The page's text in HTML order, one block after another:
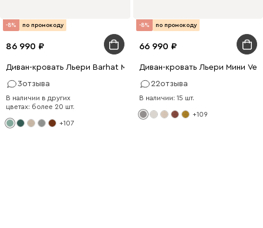
-8% по промокоду
86 990
Диван-кровать Льери Barhat Mint
3отзыва
В наличии в других
цветах: более 20 шт.
+107
-8% по промокоду
66 990
Диван-кровать Льери Мини
22отзыва
В наличии: 15 шт.
+109